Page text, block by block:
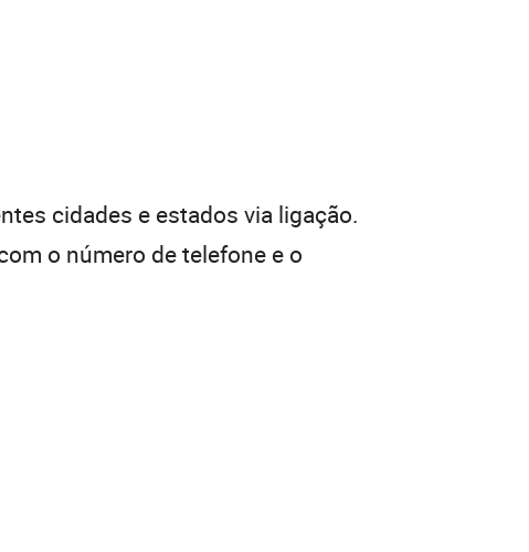
cidades e estados via ligação.
o número de telefone e o